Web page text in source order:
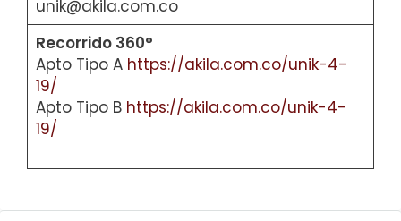
unik@akila.com.co
Recorrido 360°
Apto Tipo A https://akila.com.co/unik-4-
19/
Apto Tipo B https://akila.com.co/unik-4-
19/